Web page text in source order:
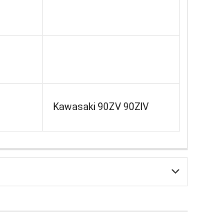
Kawasaki 90ZV 90ZIV